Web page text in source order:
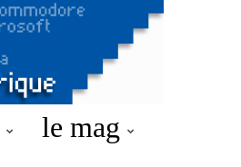
le mag